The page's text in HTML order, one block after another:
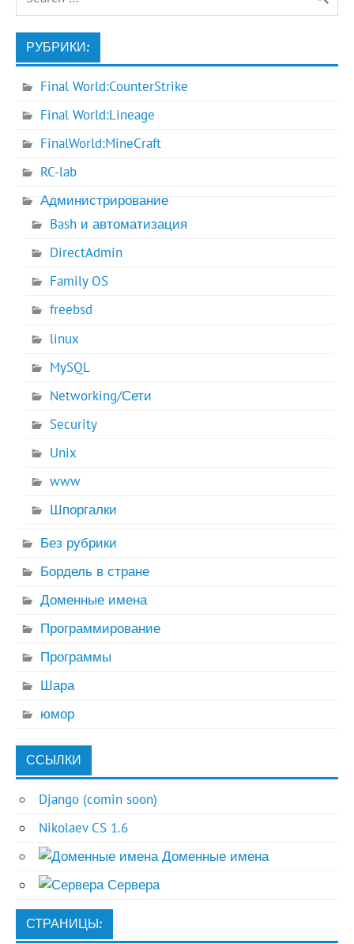
РУБРИКИ:
Final World:CounterStrike
Final World:Lineage
FinalWorld:MineCraft
RC-lab
Администрирование
Bash и автоматизация
DirectAdmin
Family OS
freebsd
linux
MySQL
Networking/Сети
Security
Unix
www
Шпоргалки
Без рубрики
Бордель в стране
Доменные имена
Программирование
Программы
Шара
юмор
ССЫЛКИ
Django (comin soon)
Nikolaev CS 1.6
Доменные имена
Сервера
СТРАНИЦЫ: